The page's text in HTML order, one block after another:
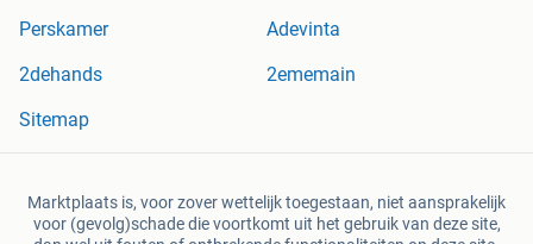
Perskamer
Adevinta
2dehands
2ememain
Sitemap
Marktplaats is, voor zover wettelijk toegestaan, niet aansprakelijk
voor (gevolg)schade die voortkomt uit het gebruik van deze site,